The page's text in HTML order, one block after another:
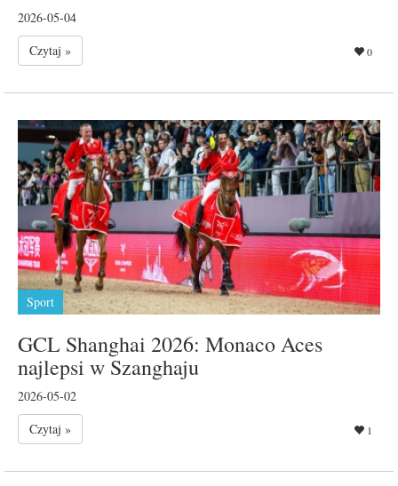
2026-05-04
Czytaj »
0
Sport
GCL Shanghai 2026: Monaco Aces
najlepsi w Szanghaju
2026-05-02
Czytaj »
1